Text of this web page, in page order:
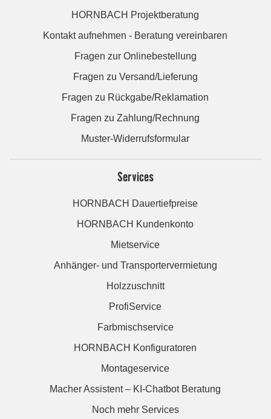
HORNBACH Projektberatung
Kontakt aufnehmen - Beratung vereinbaren
Fragen zur Onlinebestellung
Fragen zu Versand/Lieferung
Fragen zu Rückgabe/Reklamation
Fragen zu Zahlung/Rechnung
Muster-Widerrufsformular
Services
HORNBACH Dauertiefpreise
HORNBACH Kundenkonto
Mietservice
Anhänger- und Transportervermietung
Holzzuschnitt
ProfiService
Farbmischservice
HORNBACH Konfiguratoren
Montageservice
Macher Assistent – KI-Chatbot Beratung
Noch mehr Services